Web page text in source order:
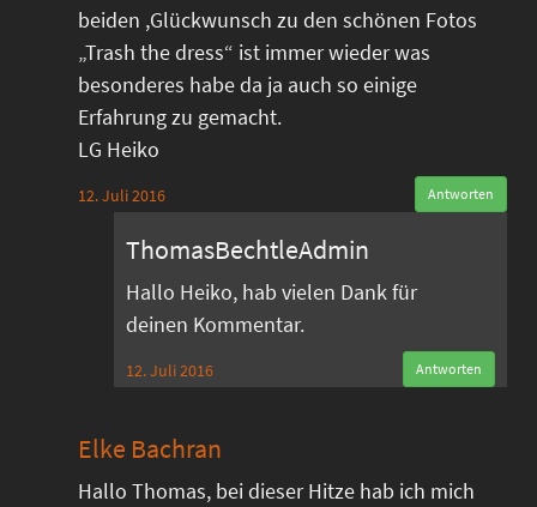
beiden ,Glückwunsch zu den schönen Fotos
„Trash the dress“ ist immer wieder was
besonderes habe da ja auch so einige
Erfahrung zu gemacht.
LG Heiko
12. Juli 2016 Antworten
ThomasBechtleAdmin
Hallo Heiko, hab vielen Dank für
deinen Kommentar.
12. Juli 2016 Antworten
Elke Bachran
Hallo Thomas, bei dieser Hitze hab ich mich